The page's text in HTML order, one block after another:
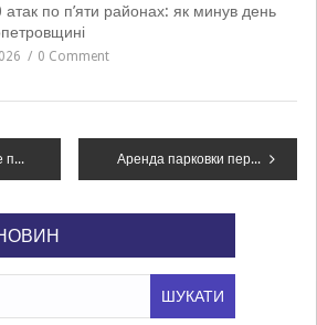
по п’яти районах: як минув день
0 Comment
В Днепре горожане просят поменять перевозчика на одном из маршрутов Аренда парковки перед офисом ПриватБанка в Днепре заводом Коломойского отменяется